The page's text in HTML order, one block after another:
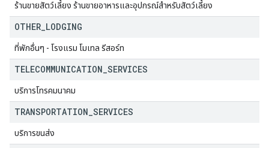
ร้านขายสัตว์เลี้ยง ร้านขายอาหารและอุปกรณ์สำหรับสัตว์เลี้ยง
OTHER LODGING
ที่พักอื่นๆ - โรงแรม โมเทล รีสอร์ท
TELECOMMUNICATION SERVICES
บริการโทรคมนาคม
TRANSPORTATION SERVICES
บริการขนส่ง